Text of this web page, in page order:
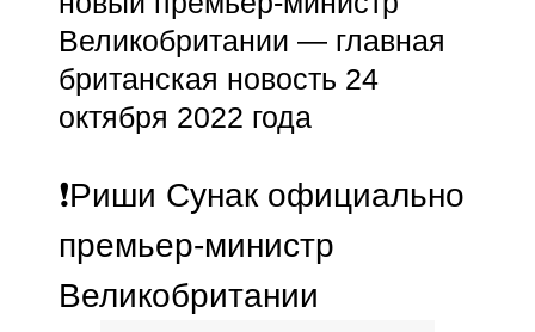
Великобритании — главная
британская новость 24
октября 2022 года
❗️Риши Сунак официально
премьер-министр
Великобритании